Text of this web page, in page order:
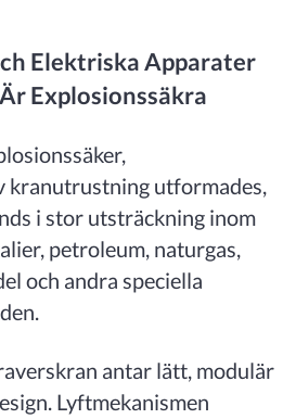
Elektriska Apparater
Explosionssäkra
kranutrustning utformades,
i stor utsträckning inom
petroleum, naturgas,
och andra speciella
antar lätt, modulär
Lyftmekanismen